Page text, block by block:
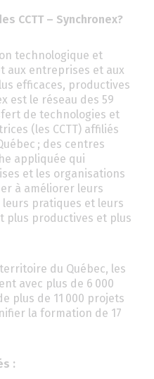
CCTT – Synchronex?
technologique et
aux entreprises et aux
efficaces, productives
est le réseau des 59
de technologies et
(les CCTT) affiliés
; des centres
appliquée qui
et les organisations
à améliorer leurs
pratiques et leurs
plus productives et plus
du Québec, les
avec plus de 6 000
plus de 11 000 projets
la formation de 17
: